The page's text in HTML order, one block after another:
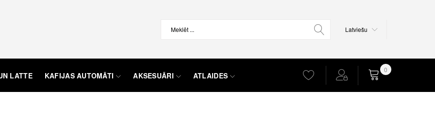
Valoda
Latviešu
LATTE KAFIJAS AUTOMĀTI AKSESUĀRI ATLAIDES
0